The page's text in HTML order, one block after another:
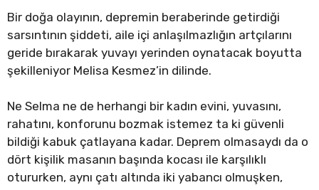
Bir doğa olayının, depremin beraberinde getirdiği
sarsıntının şiddeti, aile içi anlaşılmazlığın artçılarını
geride bırakarak yuvayı yerinden oynatacak boyutta
şekilleniyor Melisa Kesmez’in dilinde.
Ne Selma ne de herhangi bir kadın evini, yuvasını,
rahatını, konforunu bozmak istemez ta ki güvenli
bildiği kabuk çatlayana kadar. Deprem olmasaydı da o
dört kişilik masanın başında kocası ile karşılıklı
otururken, aynı çatı altında iki yabancı olmuşken,